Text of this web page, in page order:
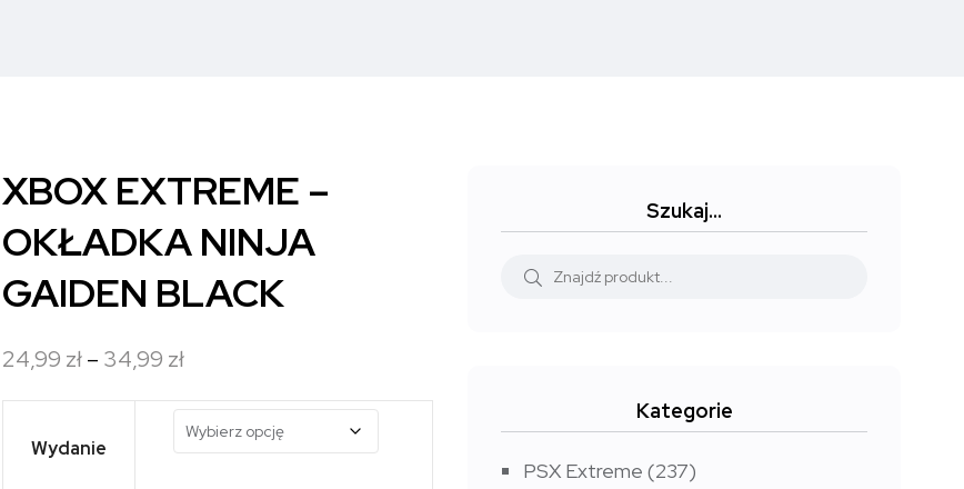
XBOX EXTREME –
OKŁADKA NINJA
GAIDEN BLACK
24,99 zł– 34,99 złZakres
cen:
od
Wydanie
Szukaj…
Kategorie
PSX Extreme (237)